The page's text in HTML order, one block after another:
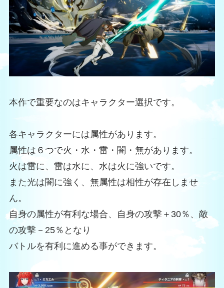
本作で重要なのはキャラクター選択です。
各キャラクターには属性があります。
属性は６つで火・水・雷・闇・無があります。
火は雷に、雷は水に、水は火に強いです。
また光は闇に強く、無属性は相性が存在しませ
ん。
自身の属性が有利な場合、自身の攻撃＋30％、敵
の攻撃－25％となり
バトルを有利に進める事ができます。